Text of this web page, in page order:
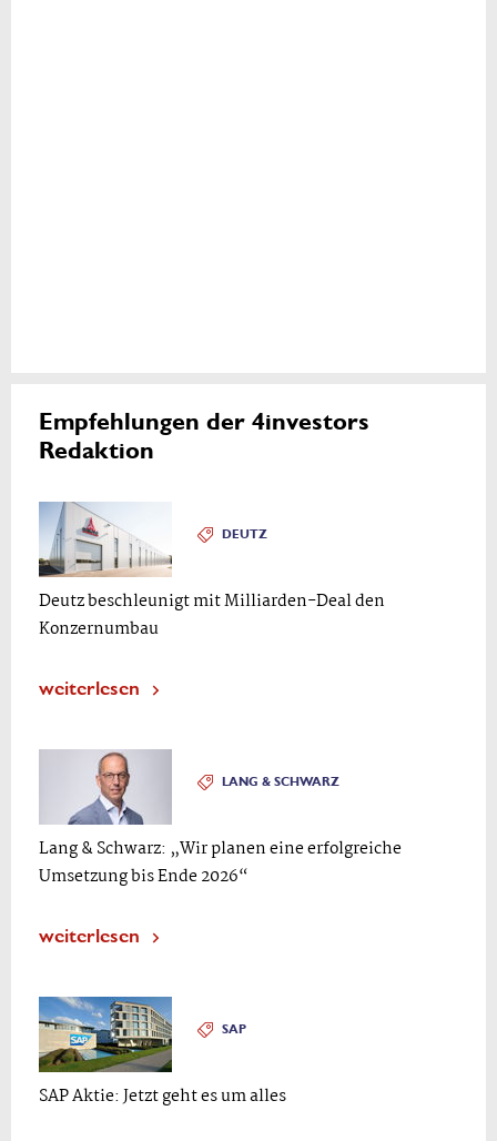
Empfehlungen der 4investors
Redaktion
DEUTZ
Deutz beschleunigt mit Milliarden-Deal den
Konzernumbau
weiterlesen
LANG & SCHWARZ
Lang & Schwarz: „Wir planen eine erfolgreiche
Umsetzung bis Ende 2026“
weiterlesen
SAP
SAP Aktie: Jetzt geht es um alles